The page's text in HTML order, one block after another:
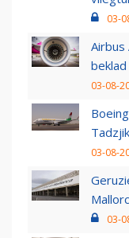
03-
Airbus
03-08-
03-08-
03-